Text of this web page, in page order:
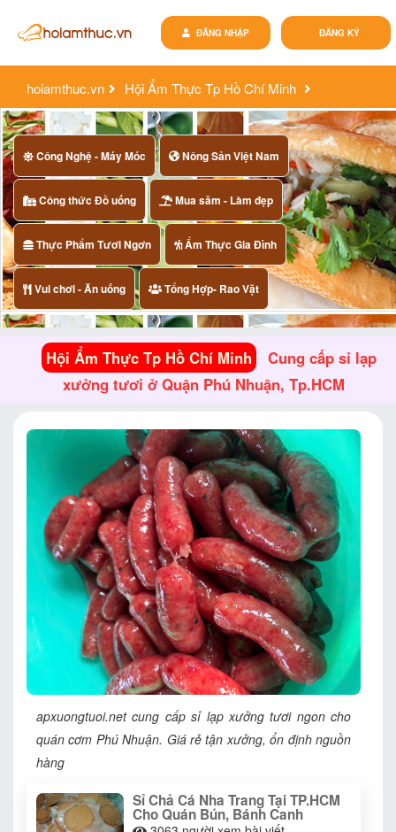
ĐĂNG KÝ
ĐĂNG NHẬP
hoiamthuc.vn
Hội Ẩm Thực Tp Hồ Chí Minh
cung cấp sỉ lạp xưởng tươi ở quận phú nhuận, tp.hcm
Công Nghệ - Máy Móc Nông Sản Việt Nam
Công thức Đồ uống Mua săm - Làm đẹp
Thực Phẩm Tươi Ngơn Ẩm Thực Gia Đình
Vui chơi - Ăn uống Tổng Hợp- Rao Vặt
Hội Ẩm Thực Tp Hồ Chí Minh
Cung cấp sỉ lạp
xưởng tươi ở Quận Phú Nhuận, Tp.HCM
apxuongtuoi.net cung cấp sỉ lạp xưởng tươi ngon cho
quán cơm Phú Nhuận. Giá rẻ tận xưởng, ổn định nguồn
hàng
Sỉ Chả Cá Nha Trang Tại TP.HCM
Cho Quán Bún, Bánh Canh